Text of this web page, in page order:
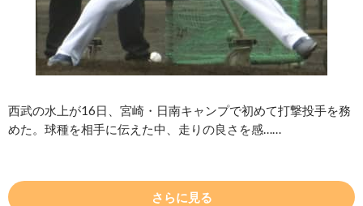
西武の水上が16日、宮崎・日南キャンプで初めて打撃投手を務
めた。球種を相手に伝えた中、走りの良さを感……
さらに見る